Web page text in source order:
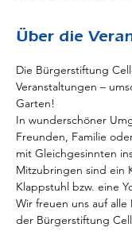
Über die
Die Bürgerstiftung
Veranstaltungen –
Garten!
In wunderschöner
Freunden, Familie
mit Gleichgesinnten
Mitzubringen sind ein
Klappstuhl bzw. eine
Wir freuen uns auf
der Bürgerstiftung